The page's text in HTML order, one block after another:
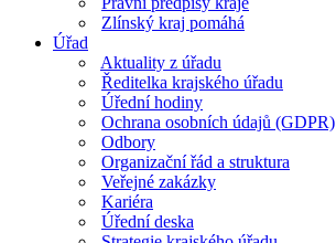
Zlínský kraj pomáhá
Úřad
Aktuality z úřadu
Ředitelka krajského úřadu
Úřední hodiny
Ochrana osobních údajů (GDPR)
Odbory
Organizační řád a struktura
Veřejné zakázky
Kariéra
Úřední deska